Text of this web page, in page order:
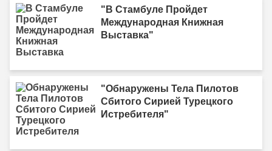
"В Стамбуле Пройдет
Международная Книжная
Выставка"
"Обнаружены Тела Пилотов
Сбитого Сирией Турецкого
Истребителя"